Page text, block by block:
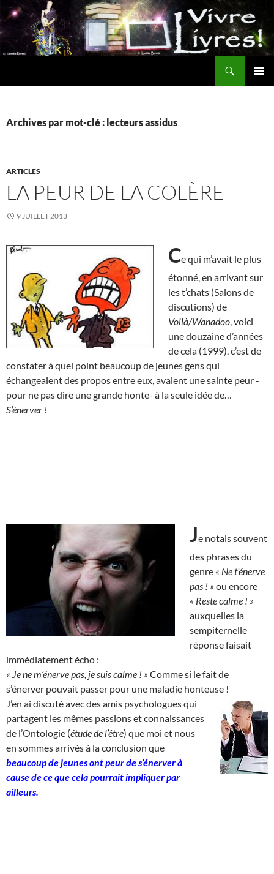
Aller
au
contenu
Archives par mot-clé : lecteurs assidus
ARTICLES
LA PEUR DE LA COLÈRE
9 JUILLET 2013
Ce qui m’avait le plus
étonné, en arrivant sur
les t’chats (Salons de
discutions) de
Voilà/Wanadoo , voici
une douzaine d’années
de cela (1999), c’est de
constater à quel point beaucoup de jeunes gens qui
échangeaient des propos entre eux, avaient une sainte peur -
pour ne pas dire une grande honte- à la seule idée de…
S’énerver !
Je notais souvent
des phrases du
genre « Ne t’énerve
pas ! » ou encore
« Reste calme ! »
auxquelles la
sempiternelle
réponse faisait
immédiatement écho :
« Je ne m’énerve pas, je suis calme ! » Comme si le fait de
s’énerver pouvait passer pour une maladie honteuse !
J’en ai discuté avec des amis psychologues qui
partagent les mêmes passions et connaissances
de l’Ontologie (étude de l’être) que moi et nous
en sommes arrivés à la conclusion que
beaucoup de jeunes ont peur de s’énerver à
cause de ce que cela pourrait impliquer par
ailleurs.